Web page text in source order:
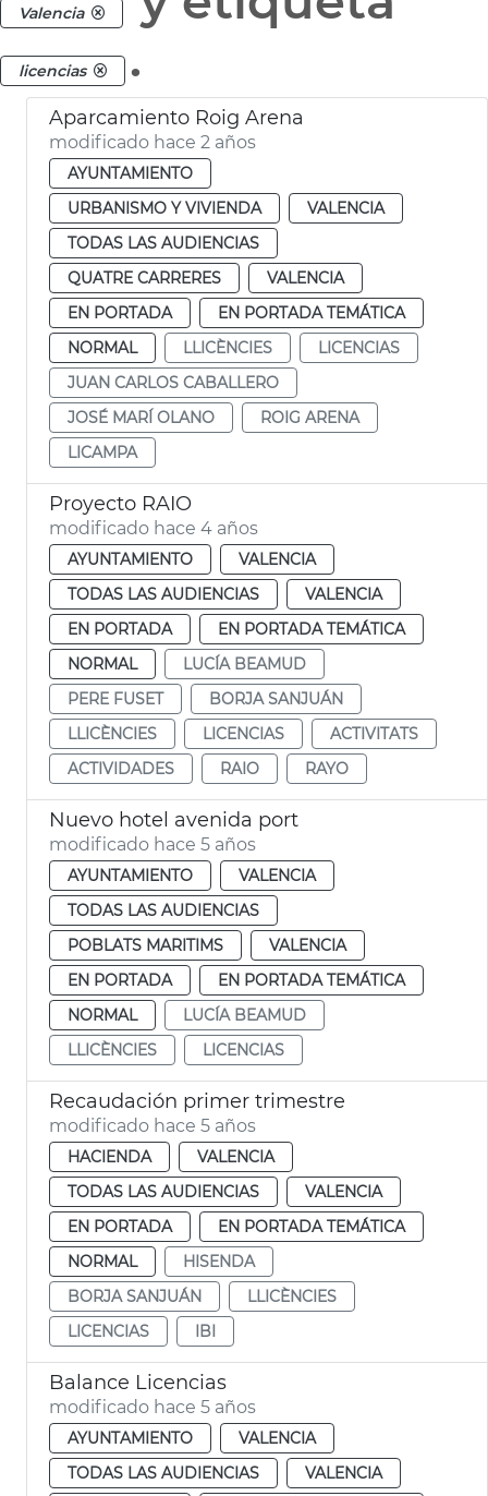
Valencia
licencias .
Aparcamiento Roig Arena
modificado hace 2 años
AYUNTAMIENTO
URBANISMO Y VIVIENDA
VALENCIA
TODAS LAS AUDIENCIAS
QUATRE CARRERES
VALENCIA
EN PORTADA
EN PORTADA TEMÁTICA
NORMAL
LLICÈNCIES
LICENCIAS
JUAN CARLOS CABALLERO
JOSÉ MARÍ OLANO
ROIG ARENA
LICAMPA
Proyecto RAIO
modificado hace 4 años
AYUNTAMIENTO
VALENCIA
TODAS LAS AUDIENCIAS
VALENCIA
EN PORTADA
EN PORTADA TEMÁTICA
NORMAL
LUCÍA BEAMUD
PERE FUSET
BORJA SANJUÁN
LLICÈNCIES
LICENCIAS
ACTIVITATS
ACTIVIDADES
RAIO RAYO
Nuevo hotel avenida port
modificado hace 5 años
AYUNTAMIENTO
VALENCIA
TODAS LAS AUDIENCIAS
POBLATS MARITIMS
VALENCIA
EN PORTADA
EN PORTADA TEMÁTICA
NORMAL
LUCÍA BEAMUD
LLICÈNCIES
LICENCIAS
Recaudación primer trimestre
modificado hace 5 años
HACIENDA
VALENCIA
TODAS LAS AUDIENCIAS
VALENCIA
EN PORTADA
EN PORTADA TEMÁTICA
NORMAL
HISENDA
BORJA SANJUÁN
LLICÈNCIES
LICENCIAS
IBI
Balance Licencias
modificado hace 5 años
AYUNTAMIENTO
VALENCIA
TODAS LAS AUDIENCIAS
VALENCIA